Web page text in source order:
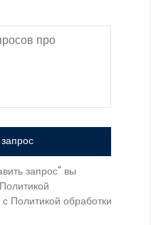
запрос" вы
Политикой обработки